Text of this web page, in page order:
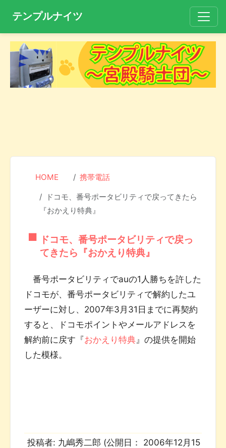
テンプルナイツ
HOME 携帯電話
ドコモ、番号ポータビリティで戻ってきたら
『おかえり特典』
ドコモ、番号ポータビリティで戻っ
てきたら『おかえり特典』
番号ポータビリティでauの1人勝ちを許した
ドコモが、番号ポータビリティで解約したユ
ーザーに対し、2007年3月31日までに再契約
すると、ドコモポイントやメールアドレスを
解約前に戻す『おかえり特典 』の提供を開始
した模様。
投稿者: 九嶋秀二郎 (公開日： 2006年12月15